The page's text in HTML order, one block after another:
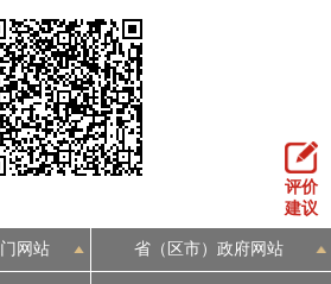
评价
建议
网站 省（区市）政府网站